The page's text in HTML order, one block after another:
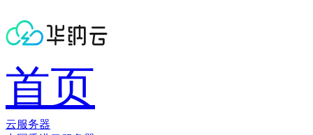
首页
云服务器